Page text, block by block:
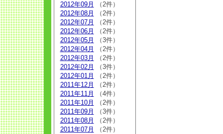
2012年09月
（2件）
2012年08月
（2件）
2012年07月
（2件）
2012年06月
（2件）
2012年05月
（3件）
2012年04月
（2件）
2012年03月
（2件）
2012年02月
（3件）
2012年01月
（2件）
2011年12月
（2件）
2011年11月
（4件）
2011年10月
（2件）
2011年09月
（3件）
2011年08月
（2件）
2011年07月
（2件）